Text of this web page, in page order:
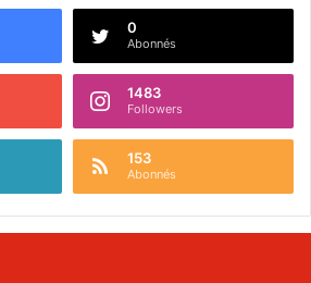
0
Abonnés
1483
Followers
153
Abonnés